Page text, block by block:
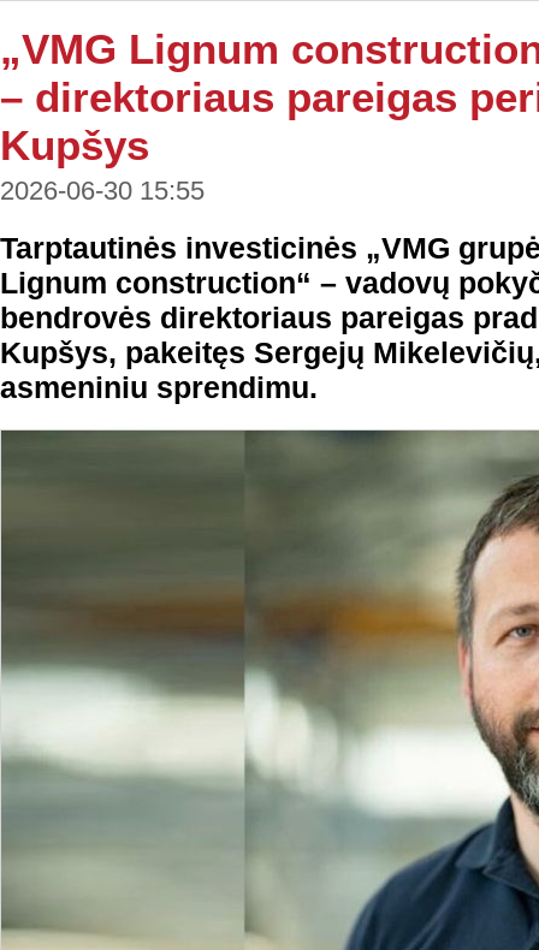
„VMG Lignum
– direktoriaus pareigas
Kupšys
2026-06-30 15:55
Tarptautinės investicinės „VMG
Lignum construction“ – vadovų
bendrovės direktoriaus pareigas
Kupšys, pakeitęs Sergejų
asmeniniu sprendimu.